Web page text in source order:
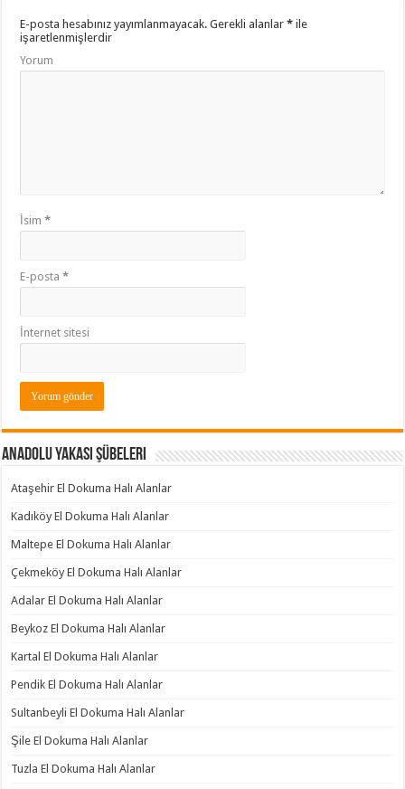
E-posta hesabınız yayımlanmayacak. Gerekli alanlar* ile
işaretlenmişlerdir
Yorum
İsim*
E-posta*
İnternet sitesi
Anadolu Yakası Şübeleri
Ataşehir El Dokuma Halı Alanlar
Kadıköy El Dokuma Halı Alanlar
Maltepe El Dokuma Halı Alanlar
Çekmeköy El Dokuma Halı Alanlar
Adalar El Dokuma Halı Alanlar
Beykoz El Dokuma Halı Alanlar
Kartal El Dokuma Halı Alanlar
Pendik El Dokuma Halı Alanlar
Sultanbeyli El Dokuma Halı Alanlar
Şile El Dokuma Halı Alanlar
Tuzla El Dokuma Halı Alanlar